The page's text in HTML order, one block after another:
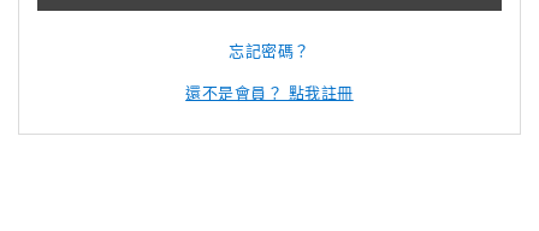
忘記密碼？
還不是會員？ 點我註冊